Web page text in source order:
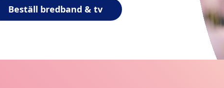
Beställ bredband & tv